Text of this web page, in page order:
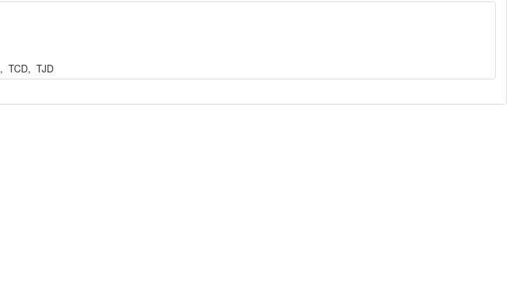
,TCD,TJD